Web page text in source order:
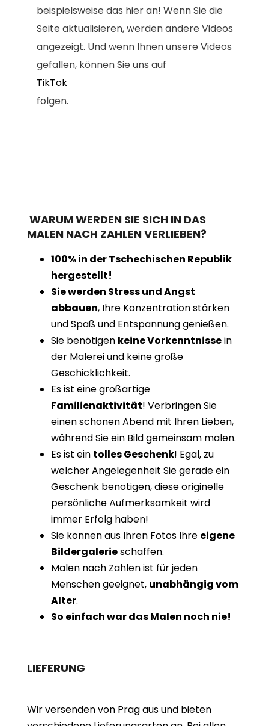
beispielsweise das hier an! Wenn Sie die
Seite aktualisieren, werden andere Videos
angezeigt. Und wenn Ihnen unsere Videos
gefallen, können Sie uns auf
TikTok
folgen.
WARUM WERDEN SIE SICH IN DAS
MALEN NACH ZAHLEN VERLIEBEN?
100% in der Tschechischen Republik
hergestellt!
Sie werden Stress und Angst
abbauen, Ihre Konzentration stärken
und Spaß und Entspannung genießen.
Sie benötigen keine Vorkenntnissein
der Malerei und keine große
Geschicklichkeit.
Es ist eine großartige
Familienaktivität! Verbringen Sie
einen schönen Abend mit Ihren Lieben,
während Sie ein Bild gemeinsam malen.
Es ist ein tolles Geschenk! Egal, zu
welcher Angelegenheit Sie gerade ein
Geschenk benötigen, diese originelle
persönliche Aufmerksamkeit wird
immer Erfolg haben!
Sie können aus Ihren Fotos Ihre eigene
Bildergalerieschaffen.
Malen nach Zahlen ist für jeden
Menschen geeignet, unabhängig vom
Alter.
So einfach war das Malen noch nie!
LIEFERUNG
Wir versenden von Prag aus und bieten